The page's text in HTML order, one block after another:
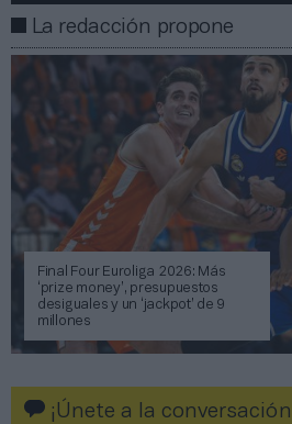
La redacción propone
Final Four Euroliga 2026: Más
‘prize money’, presupuestos
desiguales y un ‘jackpot’ de 9
millones
¡Únete a la